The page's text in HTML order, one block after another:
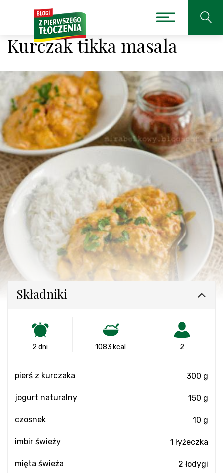
Kurczak tikka masala
Składniki
2 dni 1083 kcal 2
pierś z kurczaka 300 g
jogurt naturalny 150 g
czosnek 10 g
imbir świeży 1 łyżeczka
mięta świeża 2 łodygi